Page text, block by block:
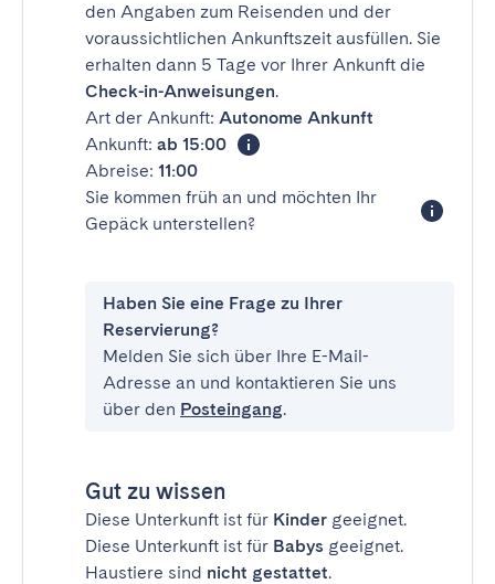
den Angaben zum Reisenden und der
voraussichtlichen Ankunftszeit ausfüllen. Sie
erhalten dann 5 Tage vor Ihrer Ankunft die
Check-in-Anweisungen.
Art der Ankunft: Autonome Ankunft
Ankunft: ab 15:00
Abreise: 11:00
Sie kommen früh an und möchten Ihr
Gepäck unterstellen?
Haben Sie eine Frage zu Ihrer
Reservierung?
Melden Sie sich über Ihre E-Mail-
Adresse an und kontaktieren Sie uns
über den Posteingang.
Gut zu wissen
Diese Unterkunft ist für Kinder geeignet.
Diese Unterkunft ist für Babys geeignet.
Haustiere sind nicht gestattet.